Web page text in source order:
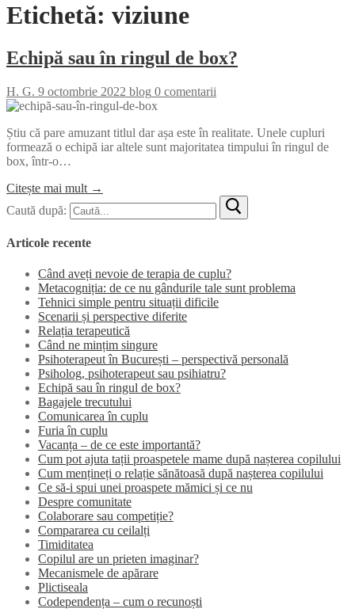
Etichetă: viziune
Echipă sau în ringul de box?
H. G. 9 octombrie 2022 blog 0 comentarii
Știu că pare amuzant titlul dar așa este în realitate. Unele cupluri
formează o echipă iar altele sunt majoritatea timpului în ringul de
box, într-o…
Citește mai mult →
Caută după:
Articole recente
Când aveți nevoie de terapia de cuplu?
Metacogniția: de ce nu gândurile tale sunt problema
Tehnici simple pentru situații dificile
Scenarii și perspective diferite
Relația terapeutică
Când ne mințim singure
Psihoterapeut în București – perspectivă personală
Psiholog, psihoterapeut sau psihiatru?
Echipă sau în ringul de box?
Bagajele trecutului
Comunicarea în cuplu
Furia în cuplu
Vacanța – de ce este importantă?
Cum pot ajuta tații proaspetele mame după nașterea copilului
Cum mențineți o relație sănătoasă după nașterea copilului
Ce să-i spui unei proaspete mămici și ce nu
Despre comunitate
Colaborare sau competiție?
Compararea cu ceilalți
Timiditatea
Copilul are un prieten imaginar?
Mecanismele de apărare
Plictiseala
Codependența – cum o recunoști